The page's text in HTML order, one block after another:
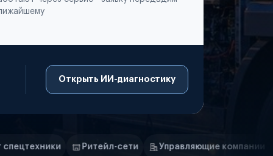
Открыть ИИ-диагностику
сети Управляющие компании Страховые